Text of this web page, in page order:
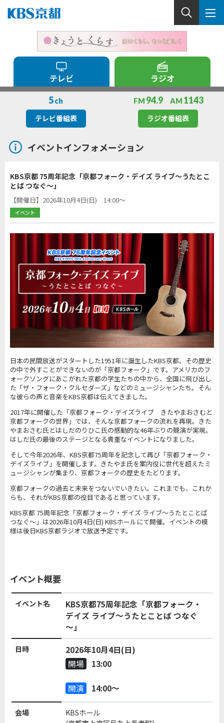
テレビ ラジオ
5 ch
テレビ番組表
FM 94.9 AM 1143
ラジオ番組表
イベントインフォメーション
KBS京都 75周年記念「京都フォーク・デイズ ライブ～うたとこ
とば つなぐ～」
【開催日】2026年10月4日(日) 14:00～
イベント
日本の民間放送がスタートした1951年に誕生したKBS京都。その歴史
の中で外すことができないのが「京都フォーク」です。アメリカのフ
ォークソングにあこがれた京都の学生たちの中から、全国に飛び出し
た「ザ・フォーク・クルセダーズ」などのミュージシャンたち。そん
な彼らの声と音楽をKBS京都は伝えてきました。
2017年に開催した「京都フォーク・デイズライブ きたやまおさむと
京都フォークの世界」では、そんな京都フォークの流れを再現。きた
やまおさむ氏とはしだのりひこ氏の感動的な46年ぶりの競演が実現。
はしだ氏の最後のステージとなる貴重なイベントになりました。
そして今年2026年、KBS京都75周年を記念して再び「京都フォーク・
デイズライブ」を開催します。きたやま氏を案内役に世代を超えたミ
ュージシャンが集まり、京都フォークの歴史をたどります。
京都フォークの過去と未来をつないでいきたい。これまでも、これか
らも、それがKBS京都の役目であると思っています。
KBS京都 75周年記念「京都フォーク・デイズ ライブ～うたとことば
つなぐ～」は2026年10月4日(日) KBSホールにて開催。イベントの模
様は後日KBS京都ラジオで放送予定です。
イベント概要
イベント名
KBS京都75周年記念「京都フォーク・
デイズ ライブ～うたとことば つなぐ
～」
日時
2026年10月4日(日)
開場
13:00
開演 14:00～
会場
KBSホール